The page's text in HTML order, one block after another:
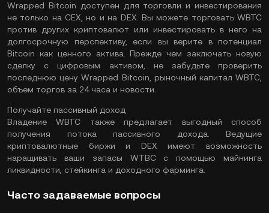
Wrapped Bitcoin доступен для торговли и инвестирования
не только на CEX, но и на DEX. Вы можете торговать WBTC
против других криптовалют или инвестировать в него на
долгосрочную перспективу, если вы верите в потенциал
Bitcoin как ценного актива. Прежде чем заключать новую
сделку с цифровым активом, не забудьте проверить
последнюю цену Wrapped Bitcoin, рыночный капитал WBTC,
объем торгов за 24 часа и новости.
Получайте пассивный доход
Владение WBTC также предлагает выгодный способ
получения потока пассивного дохода. Ведущие
криптовалютные биржи и DEX имеют возможность
наращивать ваши запасы WTBC с помощью майнинга
ликвидности, стейкинга и доходного фарминга.
Часто задаваемые вопросы